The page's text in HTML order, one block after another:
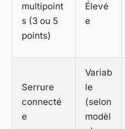
multipoint
s (3 ou 5
points)
Élevé
e
Serrure
connecté
e
Variab
le
(selon
modèl